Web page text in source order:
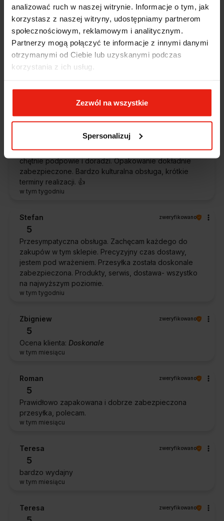
analizować ruch w naszej witrynie. Informacje o tym, jak
korzystasz z naszej witryny, udostępniamy partnerom
społecznościowym, reklamowym i analitycznym.
Partnerzy mogą połączyć te informacje z innymi danymi
otrzymanymi od Ciebie lub uzyskanymi podczas
korzystania z ich usług.
Zezwól na wszystkie
Spersonalizuj
klienta.
dzisiaj
Magdalena zweryfikowano
5
Ekspresowa realizacja zamówienia. Towar zgodny z
polecenia 👍️👍️👍️👍️👍️👍️👍️
Ekspresowa dostawa, super. Obsługa bardzo pomocna,
chętnie podpowie i doradzi. Opakowanie dokładnie
zabezpieczone. Bardzo kulturalna obsługa, krótkie
terminy realizacji. 👍️
w tym tygodniu
Stefan zweryfikowano
5
Przesympatyczna obsługa. Zachęcam każdego do
zakupów w tym sklepie. Precyzyjny czas dostawy,
jestem pod wrażeniem. Przesyłka została doskonale
zabezpieczona. Produkty, serwis, dostawa- wszystko
na najwyższym poziomie.
w tym tygodniu
Zbigniew zweryfikowano
5
Ocena klienta: Doskonale
w tym miesiącu
Roman zweryfikowano
5
Prawidłowo zapakowana i dobrze zabezpieczona
przesyłka, polecam.
w tym miesiącu
Teresa zweryfikowano
5
bardzo wydajny
w tym miesiącu
Teresa zweryfikowano